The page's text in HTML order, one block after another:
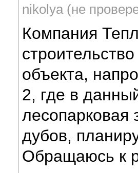
nikolya (не
Компания
объекта,
2, где в
лесопарковая
дубов,
Обращаюсь к